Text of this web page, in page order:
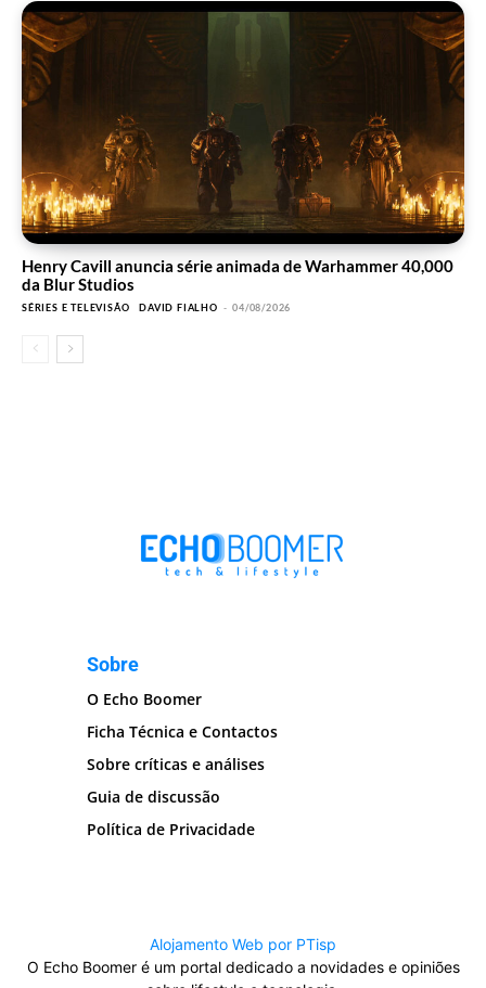
Henry Cavill anuncia série animada de Warhammer 40,000
da Blur Studios
SÉRIES E TELEVISÃO DAVID FIALHO - 04/08/2026
Sobre
O Echo Boomer
Ficha Técnica e Contactos
Sobre críticas e análises
Guia de discussão
Política de Privacidade
Alojamento Web por PTisp
O Echo Boomer é um portal dedicado a novidades e opiniões